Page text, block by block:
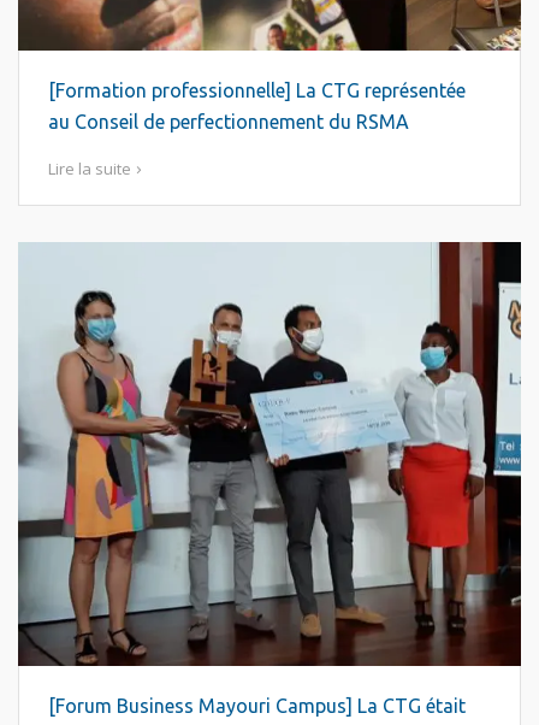
[Formation professionnelle] La CTG représentée
au Conseil de perfectionnement du RSMA
Lire la suite
[Forum Business Mayouri Campus] La CTG était